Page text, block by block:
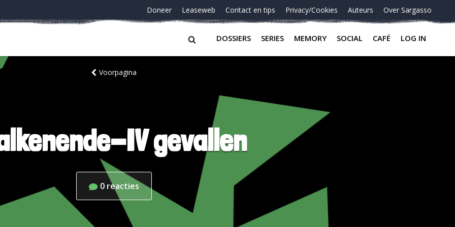
Doneer Leaseweb Contact en tips Privacy/Cookies Auteurs Over Sargasso
DOSSIERS SERIES MEMORY SOCIAL CAFÉ LOG IN
Voorpagina
IV gevallen
0 reacties